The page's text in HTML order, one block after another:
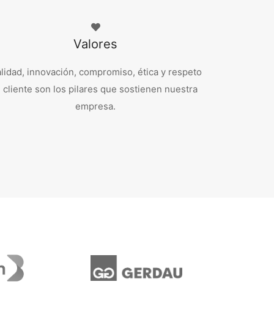
Valores
innovación, compromiso, ética y respeto
cliente son los pilares que sostienen nuestra
empresa.